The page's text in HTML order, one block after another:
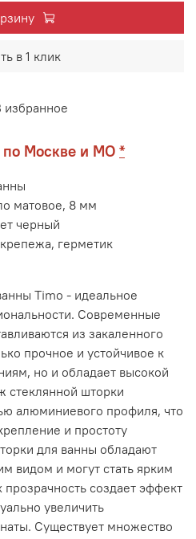
избранное
в 1 клик
по Москве и МО *
матовое, 8 мм
черный
герметик
Timo - идеальное
Современные
из закаленного
прочное и устойчивое к
но и обладает высокой
стеклянной шторки
алюминиевого профиля, что
и простоту
для ванны обладают
видом и могут стать ярким
создает эффект
увеличить
Существует множество